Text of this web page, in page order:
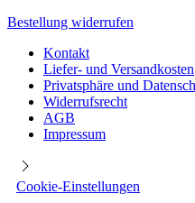
Bestellung widerrufen
Kontakt
Liefer- und Versandkosten
Privatsphäre und
Widerrufsrecht
AGB
Impressum
Cookie-Einstellungen